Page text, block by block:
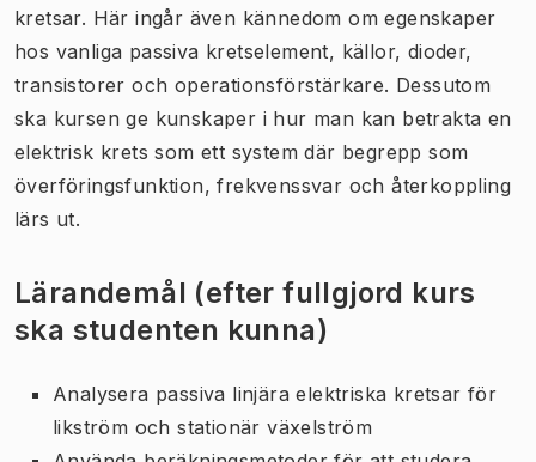
kretsar. Här ingår även kännedom om egenskaper
hos vanliga passiva kretselement, källor, dioder,
transistorer och operationsförstärkare. Dessutom
ska kursen ge kunskaper i hur man kan betrakta en
elektrisk krets som ett system där begrepp som
överföringsfunktion, frekvenssvar och återkoppling
lärs ut.
Lärandemål (efter fullgjord kurs
ska studenten kunna)
Analysera passiva linjära elektriska kretsar för
likström och stationär växelström